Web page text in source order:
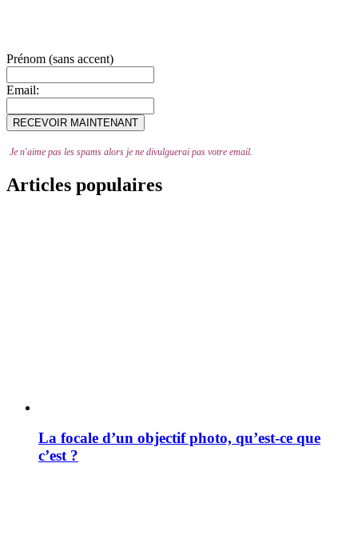
Prénom (sans accent)
Email:
Je n'aime pas les spams alors je ne divulguerai pas votre email.
Articles populaires
La focale d’un objectif photo, qu’est-ce que
c’est ?